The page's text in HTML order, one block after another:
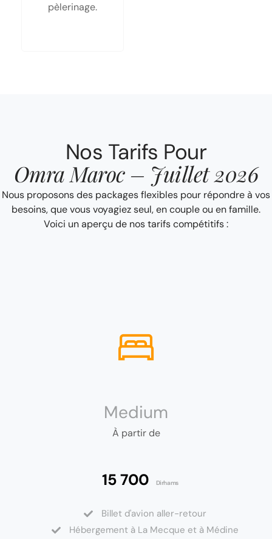
pèlerinage.
Nos Tarifs Pour
Omra Maroc – Juillet 2026
Nous proposons des packages flexibles pour répondre à vos
besoins, que vous voyagiez seul, en couple ou en famille.
Voici un aperçu de nos tarifs compétitifs :
Medium
À partir de
15 700 Dirhams
Billet d'avion aller-retour
Hébergement à La Mecque et à Médine